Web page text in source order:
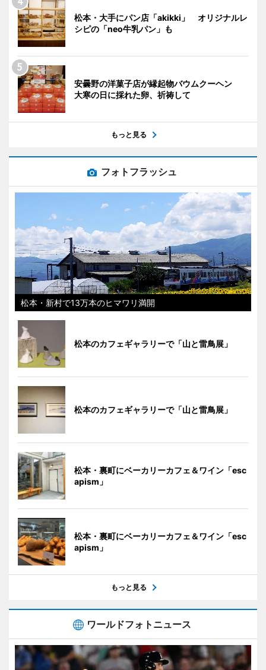
松本・大手にパン店「akikki」 オリジナルレ
シピの「neo牛乳パン」も
安曇野の洋菓子店が縁起物バウムクーヘン
大寒の日に採れた卵、祈祷して
もっと見る
フォトフラッシュ
松本・新村で13万本のヒマワリ満開
松本のカフェギャラリーで「山と雷鳥展」
松本のカフェギャラリーで「山と雷鳥展」
松本・裏町にベーカリーカフェ＆ワイン「esc
apism」
松本・裏町にベーカリーカフェ＆ワイン「esc
apism」
もっと見る
ワールドフォトニュース